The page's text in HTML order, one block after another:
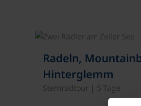
Radeln,
Hinterglemm
Sternradtour | 5 Tage